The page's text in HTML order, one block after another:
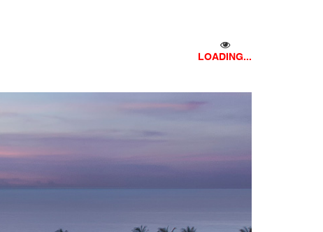
LOADING...